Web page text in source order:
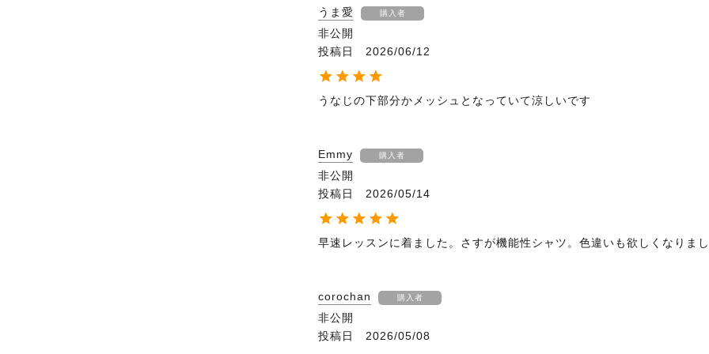
うま愛 購入者
非公開
投稿日
2026/06/12
うなじの下部分かメッシュとなっていて涼しいです
Emmy 購入者
非公開
投稿日
2026/05/14
早速レッスンに着ました。さすが機能性シャツ。色違いも欲しくなりま
corochan 購入者
非公開
投稿日
2026/05/08